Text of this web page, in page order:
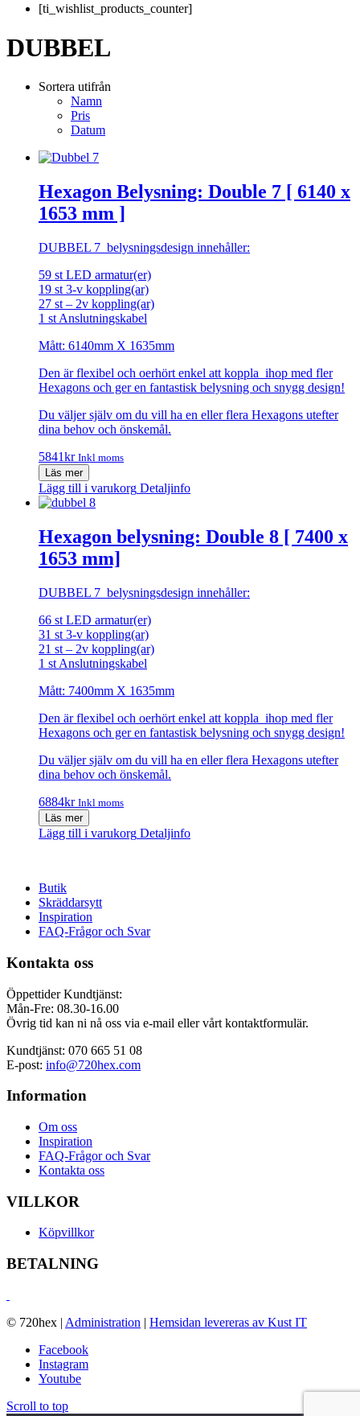
[ti_wishlist_products_counter]
DUBBEL
Sortera utifrån
Namn
Pris
Datum
Hexagon Belysning: Double 7 [ 6140 x
1653 mm ]
DUBBEL 7 belysningsdesign innehåller:
59 st LED armatur(er)
19 st 3-v koppling(ar)
27 st – 2v koppling(ar)
1 st Anslutningskabel
Mått: 6140mm X 1635mm
Den är flexibel och oerhört enkel att koppla ihop med fler
Hexagons och ger en fantastisk belysning och snygg design!
Du väljer själv om du vill ha en eller flera Hexagons utefter
dina behov och önskemål.
5841kr Inkl moms
Läs mer
Lägg till i varukorg Detaljinfo
Hexagon belysning: Double 8 [ 7400 x
1653 mm]
DUBBEL 7 belysningsdesign innehåller:
66 st LED armatur(er)
31 st 3-v koppling(ar)
21 st – 2v koppling(ar)
1 st Anslutningskabel
Mått: 7400mm X 1635mm
Den är flexibel och oerhört enkel att koppla ihop med fler
Hexagons och ger en fantastisk belysning och snygg design!
Du väljer själv om du vill ha en eller flera Hexagons utefter
dina behov och önskemål.
6884kr Inkl moms
Läs mer
Lägg till i varukorg Detaljinfo
Butik
Skräddarsytt
Inspiration
FAQ-Frågor och Svar
Kontakta oss
Öppettider Kundtjänst:
Mån-Fre: 08.30-16.00
Övrig tid kan ni nå oss via e-mail eller vårt kontaktformulär.
Kundtjänst: 070 665 51 08
E-post: info@720hex.com
Information
Om oss
Inspiration
FAQ-Frågor och Svar
Kontakta oss
VILLKOR
Köpvillkor
BETALNING
© 720hex | Administration | Hemsidan levereras av Kust IT
Facebook
Instagram
Youtube
Scroll to top